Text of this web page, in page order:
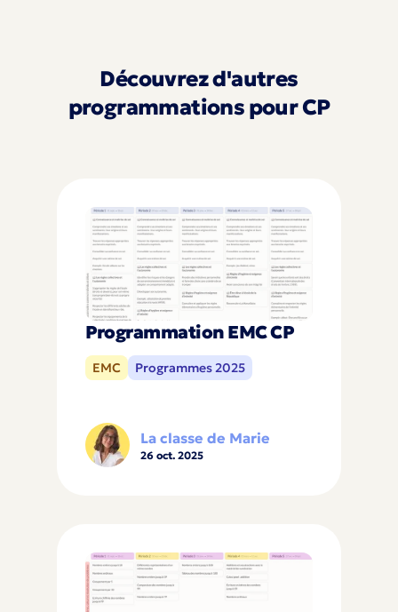
Découvrez d'autres
programmations pour CP
Programmation EMC CP
EMC Programmes 2025
La classe de Marie
26 oct. 2025